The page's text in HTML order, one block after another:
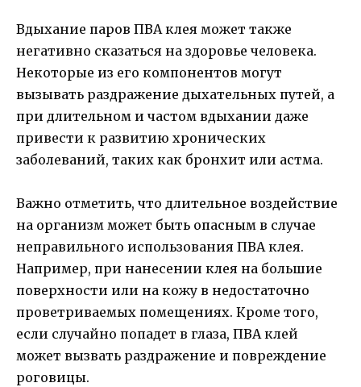
Вдыхание паров ПВА клея может также
негативно сказаться на здоровье человека.
Некоторые из его компонентов могут
вызывать раздражение дыхательных путей, а
при длительном и частом вдыхании даже
привести к развитию хронических
заболеваний, таких как бронхит или астма.
Важно отметить, что длительное воздействие
на организм может быть опасным в случае
неправильного использования ПВА клея.
Например, при нанесении клея на большие
поверхности или на кожу в недостаточно
проветриваемых помещениях. Кроме того,
если случайно попадет в глаза, ПВА клей
может вызвать раздражение и повреждение
роговицы.